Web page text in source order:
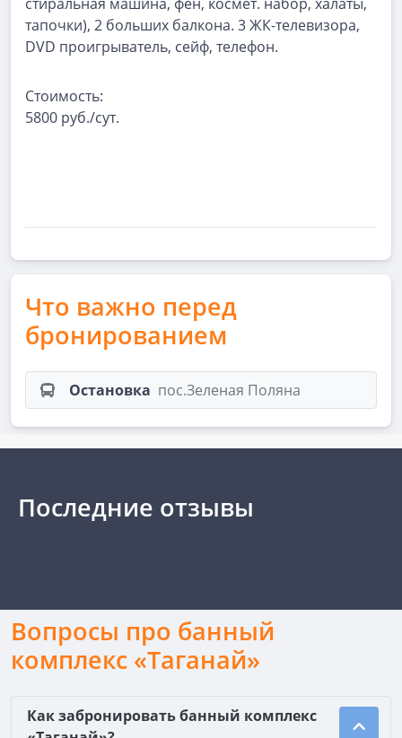
тапочки), 2 больших балкона. 3 ЖК-телевизора,
DVD проигрыватель, сейф, телефон.
Стоимость:
5800 руб./сут.
Что важно перед
бронированием
Остановка пос.Зеленая Поляна
Последние отзывы
Вопросы про банный
комплекс «Таганай»
Как забронировать банный комплекс